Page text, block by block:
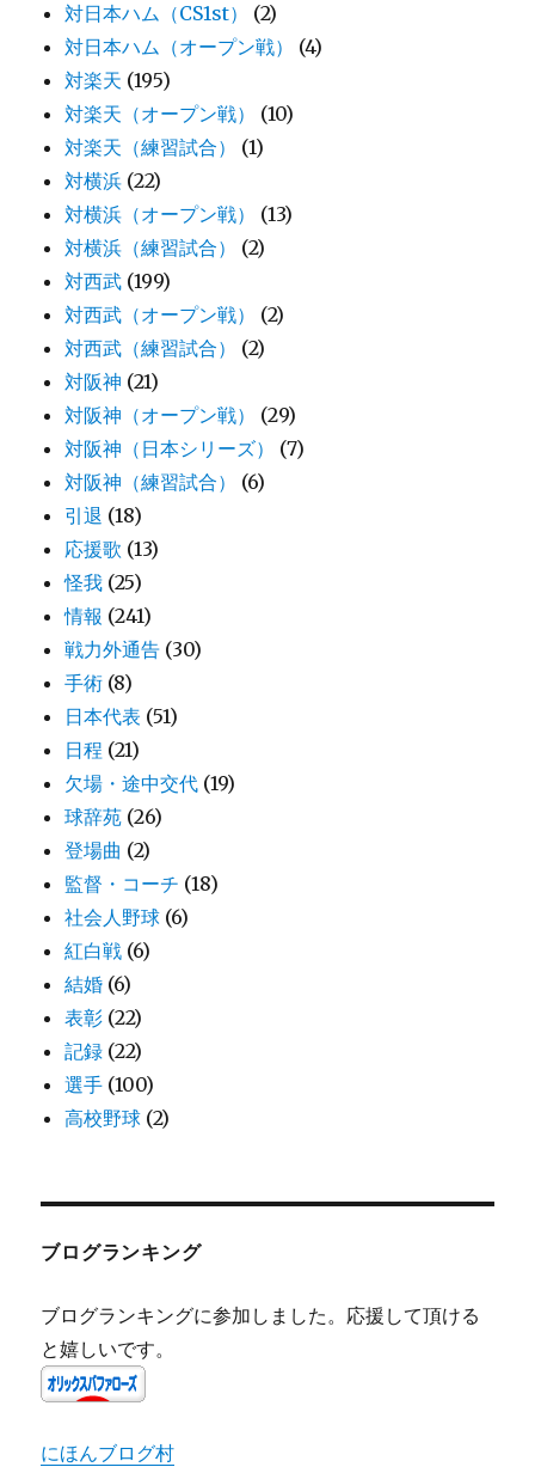
対日本ハム（CS1st）
(2)
対日本ハム（オープン戦）
(4)
対楽天 (195)
対楽天（オープン戦）
(10)
対楽天（練習試合）
(1)
対横浜 (22)
対横浜（オープン戦）
(13)
対横浜（練習試合）
(2)
対西武 (199)
対西武（オープン戦）
(2)
対西武（練習試合）
(2)
対阪神 (21)
対阪神（オープン戦）
(29)
対阪神（日本シリーズ）
(7)
対阪神（練習試合）
(6)
引退 (18)
応援歌 (13)
怪我 (25)
情報 (241)
戦力外通告 (30)
手術 (8)
日本代表 (51)
日程 (21)
欠場・途中交代 (19)
球辞苑 (26)
登場曲 (2)
監督・コーチ (18)
社会人野球 (6)
紅白戦 (6)
結婚 (6)
表彰 (22)
記録 (22)
選手 (100)
高校野球 (2)
ブログランキング
ブログランキングに参加しました。応援して頂ける
と嬉しいです。
にほんブログ村